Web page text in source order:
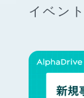
イベント